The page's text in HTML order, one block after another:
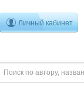
Личный кабинет